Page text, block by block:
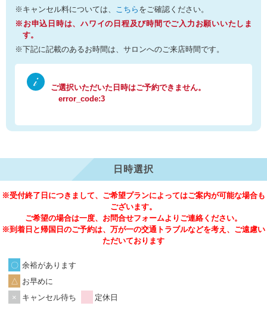
※キャンセル料については、 こちら をご確認ください。
※お申込日時は、ハワイの日程及び時間でご入力お願いいたしま
す。
※下記に記載のあるお時間は、サロンへのご来店時間です。
ご選択いただいた日時はご予約できません。
error_code:3
日時選択
※受付終了日につきまして、ご希望プランによってはご案内が可能な場合も
ございます。
ご希望の場合は一度、お問合せフォームよりご連絡ください。
※到着日と帰国日のご予約は、万が一の交通トラブルなどを考え、ご遠慮い
ただいております
余裕があります
お早めに
キャンセル待ち
定休日